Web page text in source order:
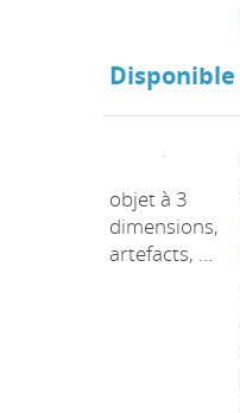
Disponible
objet à 3
dimensions,
artefacts, ...